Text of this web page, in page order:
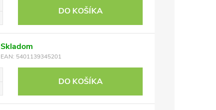
DO KOŠÍKA
Skladom
EAN: 5401139345201
DO KOŠÍKA